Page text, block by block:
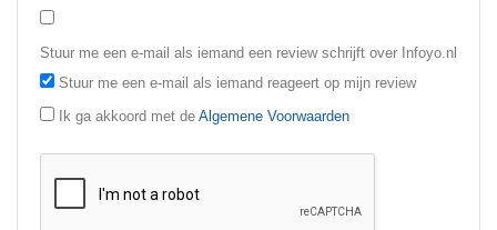
Stuur me een e-mail als iemand een review schrijft over Infoyo.nl
Stuur me een e-mail als iemand reageert op mijn review
Ik ga akkoord met de Algemene Voorwaarden